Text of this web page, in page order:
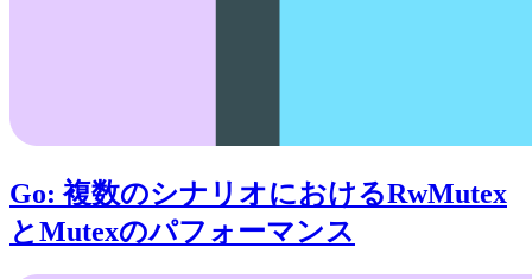
Go: 複数のシナリオにおけるRwMutex
とMutexのパフォーマンス